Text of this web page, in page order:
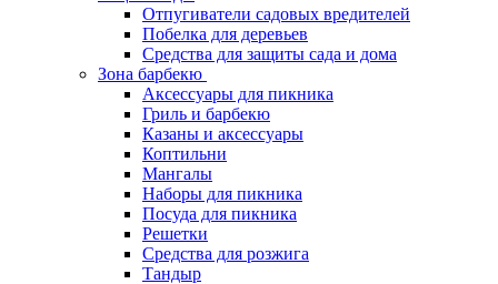
Отпугиватели садовых вредителей
Побелка для деревьев
Средства для защиты сада и дома
Зона барбекю
Аксессуары для пикника
Гриль и барбекю
Казаны и аксессуары
Коптильни
Мангалы
Наборы для пикника
Посуда для пикника
Решетки
Средства для розжига
Тандыр